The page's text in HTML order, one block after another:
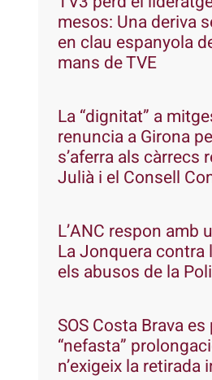
mesos: Una deriva
en clau espanyola
mans de TVE
La “dignitat” a
renuncia a Girona
s’aferra als càrrecs
Julià i el Consell
L’ANC respon amb
La Jonquera contra
els abusos de la
SOS Costa Brava
“nefasta”
n’exigeix la retirada